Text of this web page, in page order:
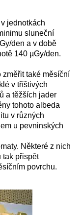
jednotkách
sluneční
den a v době
140 µGy/den.
také měsíční
v tříštivých
a těžších jader
tohoto albeda
v různých
u pevninských
Některé z nich
tak přispět
povrchu.